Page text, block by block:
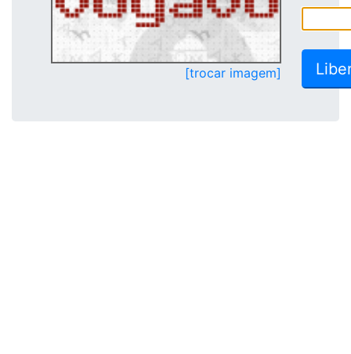
[trocar imagem]